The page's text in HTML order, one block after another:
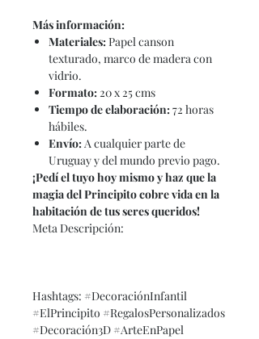
Más información:
Materiales:Papel canson
texturado, marco de madera con
vidrio.
Formato: 20 x 25 cms
Tiempo de elaboración:72 horas
hábiles.
Envío:A cualquier parte de
Uruguay y del mundo previo pago.
¡Pedí el tuyo hoy mismo y haz que la
magia del Principito cobre vida en la
habitación de tus seres queridos!
Meta Descripción:
Hashtags: #DecoraciónInfantil
#ElPrincipito #RegalosPersonalizados
#Decoración3D #ArteEnPapel